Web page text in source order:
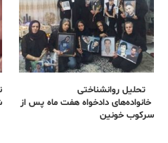
تحلیل روانشناختی
خانواده‌های دادخواه هفت ماه پس از
سرکوب خونین